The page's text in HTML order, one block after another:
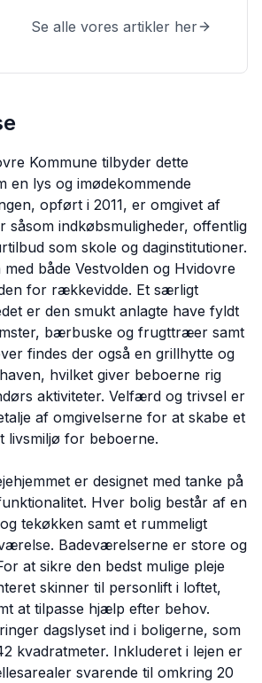
Se alle vores artikler her
Kommune tilbyder dette
en lys og imødekommende
opført i 2011, er omgivet af
såsom indkøbsmuligheder, offentlig
som skole og daginstitutioner.
både Vestvolden og Hvidovre
for rækkevidde. Et særligt
er den smukt anlagte have fyldt
bærbuske og frugttræer samt
findes der også en grillhytte og
hvilket giver beboerne rig
aktiviteter. Velfærd og trivsel er
af omgivelserne for at skabe et
livsmiljø for beboerne.
er designet med tanke på
Hver bolig består af en
tekøkken samt et rummeligt
Badeværelserne er store og
at sikre den bedst mulige pleje
skinner til personlift i loftet,
at tilpasse hjælp efter behov.
dagslyset ind i boligerne, som
kvadratmeter. Inkluderet i lejen er
svarende til omkring 20